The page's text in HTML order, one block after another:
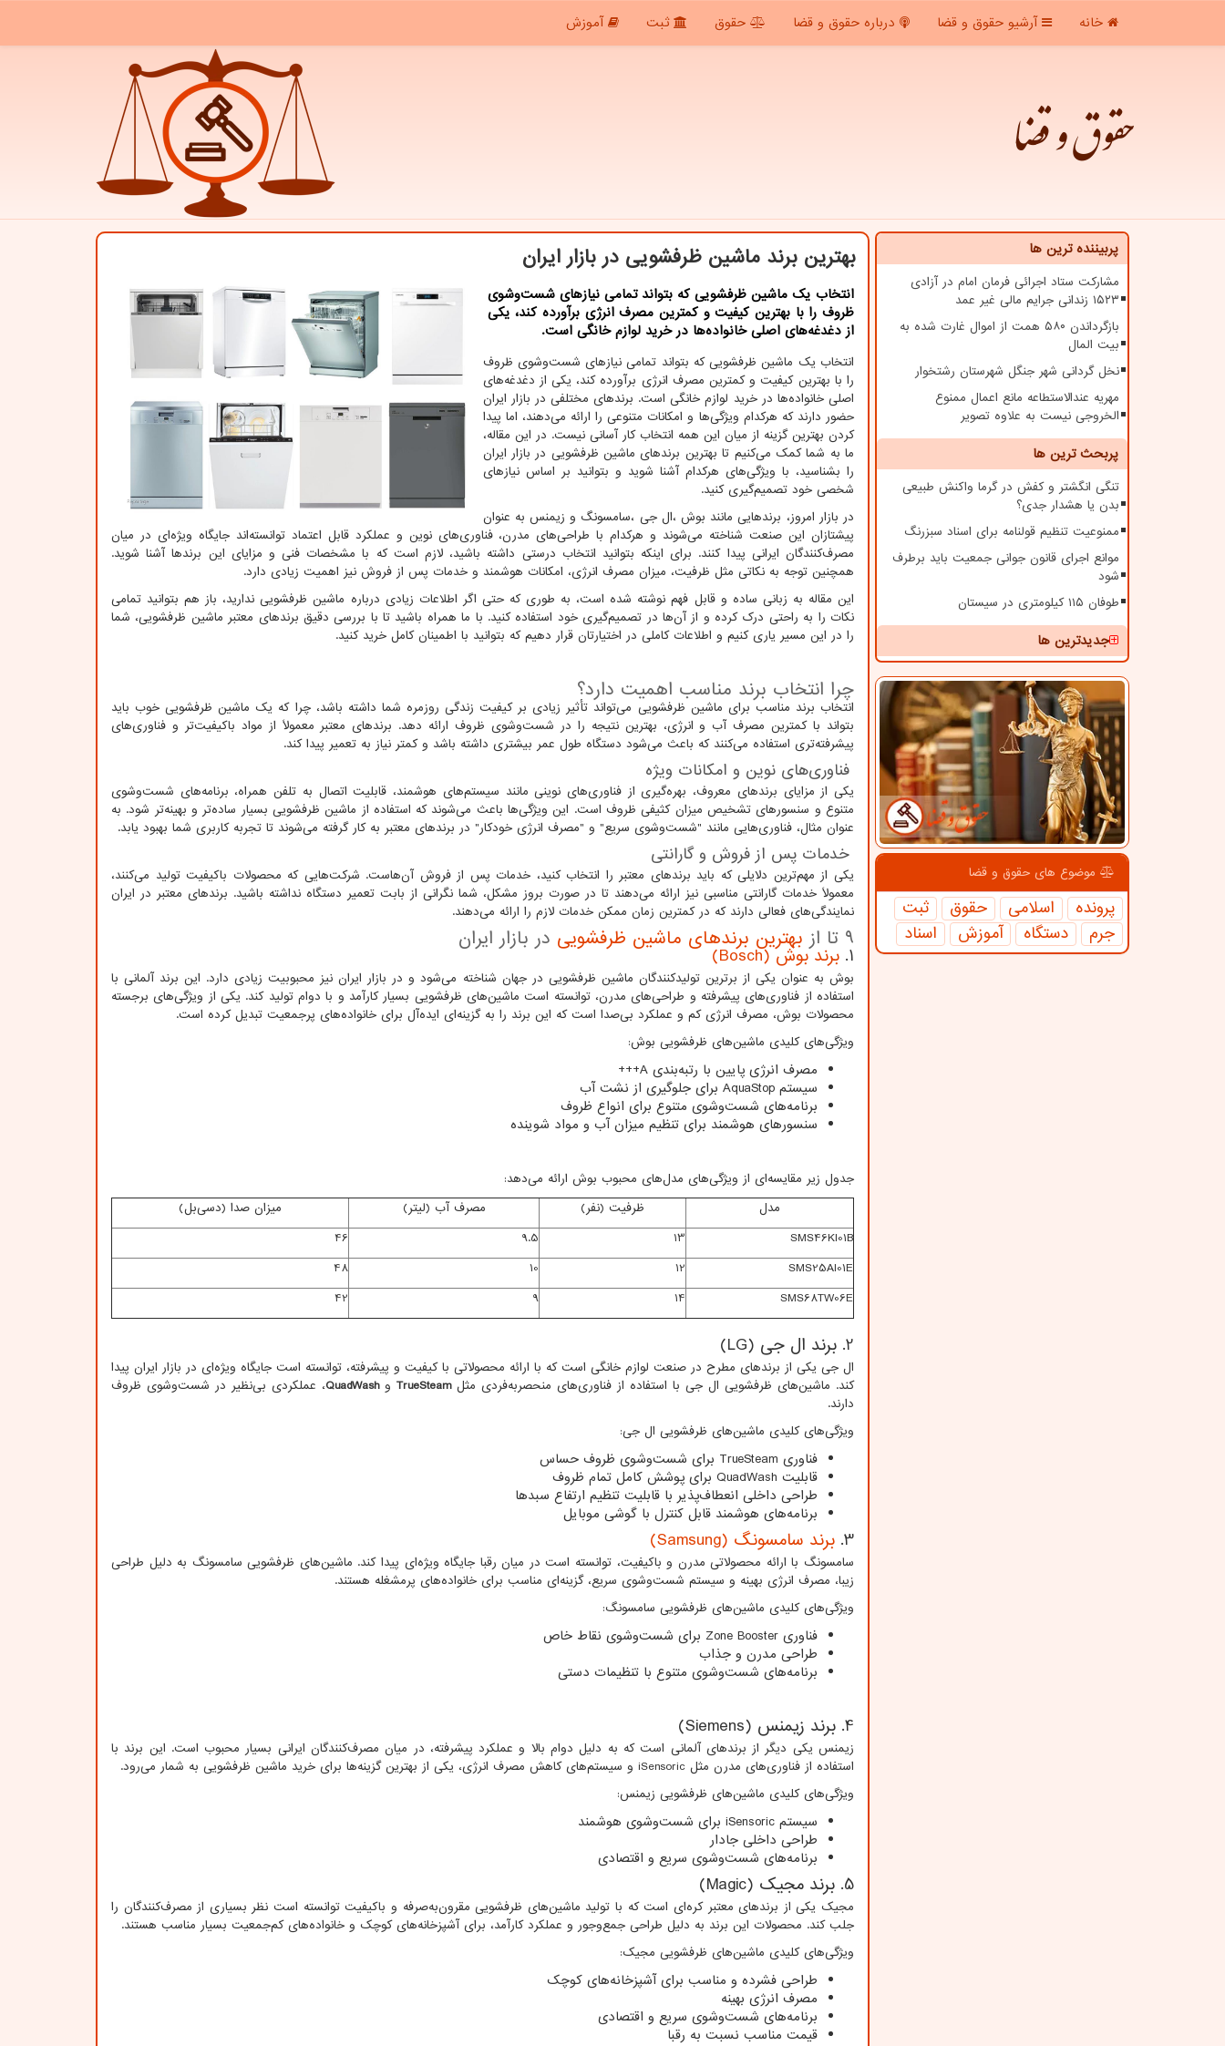
خانه آرشیو حقوق و قضا درباره حقوق و قضا حقوق ثبت آموزش
حقوق و قضا
پربیننده ترین ها
مشارکت ستاد اجرائی فرمان امام در آزادی
۱۵۲۳ زندانی جرایم مالی غیر عمد
بازگرداندن ۵۸۰ همت از اموال غارت شده به
بیت المال
نخل گردانی شهر جنگل شهرستان رشتخوار
مهریه عندالاستطاعه مانع اعمال ممنوع
الخروجی نیست به علاوه تصویر
پربحث ترین ها
تنگی انگشتر و کفش در گرما واکنش طبیعی
بدن یا هشدار جدی؟
ممنوعیت تنظیم قولنامه برای اسناد سبزرنگ
موانع اجرای قانون جوانی جمعیت باید برطرف
شود
طوفان ۱۱۵ کیلومتری در سیستان
جدیدترین ها
موضوع های حقوق و قضا
پرونده اسلامی حقوق
ثبت
جرم
دستگاه آموزش اسناد
بهترین برند ماشین ظرفشویی در بازار ایران
انتخاب یک ماشین ظرفشویی که بتواند تمامی نیازهای شست‌وشوی
ظروف را با بهترین کیفیت و کمترین مصرف انرژی برآورده کند، یکی
از دغدغه‌های اصلی خانواده‌ها در خرید لوازم خانگی است.
انتخاب یک ماشین ظرفشویی که بتواند تمامی نیازهای شست‌وشوی ظروف
را با بهترین کیفیت و کمترین مصرف انرژی برآورده کند، یکی از دغدغه‌های
اصلی خانواده‌ها در خرید لوازم خانگی است. برندهای مختلفی در بازار ایران
حضور دارند که هرکدام ویژگی‌ها و امکانات متنوعی را ارائه می‌دهند، اما پیدا
کردن بهترین گزینه از میان این همه انتخاب کار آسانی نیست. در این مقاله،
ما به شما کمک می‌کنیم تا بهترین برندهای ماشین ظرفشویی در بازار ایران
را بشناسید، با ویژگی‌های هرکدام آشنا شوید و بتوانید بر اساس نیازهای
شخصی خود تصمیم‌گیری کنید.
در بازار امروز، برندهایی مانند بوش ،ال جی ،سامسونگ و زیمنس به عنوان
پیشتازان این صنعت شناخته می‌شوند و هرکدام با طراحی‌های مدرن، فناوری‌های نوین و عملکرد قابل اعتماد توانسته‌اند جایگاه ویژه‌ای در میان
مصرف‌کنندگان ایرانی پیدا کنند. برای اینکه بتوانید انتخاب درستی داشته باشید، لازم است که با مشخصات فنی و مزایای این برندها آشنا شوید.
همچنین توجه به نکاتی مثل ظرفیت، میزان مصرف انرژی، امکانات هوشمند و خدمات پس از فروش نیز اهمیت زیادی دارد.
این مقاله به زبانی ساده و قابل فهم نوشته شده است، به طوری که حتی اگر اطلاعات زیادی درباره ماشین ظرفشویی ندارید، باز هم بتوانید تمامی
نکات را به راحتی درک کرده و از آن‌ها در تصمیم‌گیری خود استفاده کنید. با ما همراه باشید تا با بررسی دقیق برندهای معتبر ماشین ظرفشویی، شما
را در این مسیر یاری کنیم و اطلاعات کاملی در اختیارتان قرار دهیم که بتوانید با اطمینان کامل خرید کنید.
چرا انتخاب برند مناسب اهمیت دارد؟
انتخاب برند مناسب برای ماشین ظرفشویی می‌تواند تأثیر زیادی بر کیفیت زندگی روزمره شما داشته باشد، چرا که یک ماشین ظرفشویی خوب باید
بتواند با کمترین مصرف آب و انرژی، بهترین نتیجه را در شست‌وشوی ظروف ارائه دهد. برندهای معتبر معمولاً از مواد باکیفیت‌تر و فناوری‌های
پیشرفته‌تری استفاده می‌کنند که باعث می‌شود دستگاه طول عمر بیشتری داشته باشد و کمتر نیاز به تعمیر پیدا کند.
فناوری‌های نوین و امکانات ویژه
یکی از مزایای برندهای معروف، بهره‌گیری از فناوری‌های نوینی مانند سیستم‌های هوشمند، قابلیت اتصال به تلفن همراه، برنامه‌های شست‌وشوی
متنوع و سنسورهای تشخیص میزان کثیفی ظروف است. این ویژگی‌ها باعث می‌شوند که استفاده از ماشین ظرفشویی بسیار ساده‌تر و بهینه‌تر شود. به
عنوان مثال، فناوری‌هایی مانند "شست‌وشوی سریع" و "مصرف انرژی خودکار" در برندهای معتبر به کار گرفته می‌شوند تا تجربه کاربری شما بهبود یابد.
خدمات پس از فروش و گارانتی
یکی از مهم‌ترین دلایلی که باید برندهای معتبر را انتخاب کنید، خدمات پس از فروش آن‌هاست. شرکت‌هایی که محصولات باکیفیت تولید می‌کنند،
معمولاً خدمات گارانتی مناسبی نیز ارائه می‌دهند تا در صورت بروز مشکل، شما نگرانی از بابت تعمیر دستگاه نداشته باشید. برندهای معتبر در ایران
نمایندگی‌های فعالی دارند که در کمترین زمان ممکن خدمات لازم را ارائه می‌دهند.
9 تا از بهترین برندهای ماشین ظرفشویی در بازار ایران
1. برند بوش (Bosch)
بوش به عنوان یکی از برترین تولیدکنندگان ماشین ظرفشویی در جهان شناخته می‌شود و در بازار ایران نیز محبوبیت زیادی دارد. این برند آلمانی با
استفاده از فناوری‌های پیشرفته و طراحی‌های مدرن، توانسته است ماشین‌های ظرفشویی بسیار کارآمد و با دوام تولید کند. یکی از ویژگی‌های برجسته
محصولات بوش، مصرف انرژی کم و عملکرد بی‌صدا است که این برند را به گزینه‌ای ایده‌آل برای خانواده‌های پرجمعیت تبدیل کرده است.
ویژگی‌های کلیدی ماشین‌های ظرفشویی بوش:
مصرف انرژی پایین با رتبه‌بندی A
+++
سیستم AquaStop برای جلوگیری از نشت آب
برنامه‌های شست‌وشوی متنوع برای انواع ظروف
سنسورهای هوشمند برای تنظیم میزان آب و مواد شوینده
جدول زیر مقایسه‌ای از ویژگی‌های مدل‌های محبوب بوش ارائه می‌دهد:
مدل
ظرفیت (نفر) مصرف آب (لیتر)
میزان صدا (دسی‌بل)
SMS46KI01B
13
9.5
46
SMS25AI01E
12
10
48
SMS68TW06E
14
9
42
2. برند ال جی ( LG
)
ال جی یکی از برندهای مطرح در صنعت لوازم خانگی است که با ارائه محصولاتی با کیفیت و پیشرفته، توانسته است جایگاه ویژه‌ای در بازار ایران پیدا
کند. ماشین‌های ظرفشویی ال جی با استفاده از فناوری‌های منحصربه‌فردی مثلTrueSteam وQuadWash، عملکردی بی‌نظیر در شست‌وشوی ظروف
دارند.
ویژگی‌های کلیدی ماشین‌های ظرفشویی ال جی:
فناوری TrueSteam برای شست‌وشوی ظروف حساس
قابلیت QuadWash برای پوشش کامل تمام ظروف
طراحی داخلی انعطاف‌پذیر با قابلیت تنظیم ارتفاع سبدها
برنامه‌های هوشمند قابل کنترل با گوشی موبایل
3. برند سامسونگ (Samsung)
سامسونگ با ارائه محصولاتی مدرن و باکیفیت، توانسته است در میان رقبا جایگاه ویژه‌ای پیدا کند. ماشین‌های ظرفشویی سامسونگ به دلیل طراحی
زیبا، مصرف انرژی بهینه و سیستم شست‌وشوی سریع، گزینه‌ای مناسب برای خانواده‌های پرمشغله هستند.
ویژگی‌های کلیدی ماشین‌های ظرفشویی سامسونگ:
فناوری Zone Booster برای شست‌وشوی نقاط خاص
طراحی مدرن و جذاب
برنامه‌های شست‌وشوی متنوع با تنظیمات دستی
4. برند زیمنس ( Siemens
)
زیمنس یکی دیگر از برندهای آلمانی است که به دلیل دوام بالا و عملکرد پیشرفته، در میان مصرف‌کنندگان ایرانی بسیار محبوب است. این برند با
استفاده از فناوری‌های مدرن مثل iSensoric و سیستم‌های کاهش مصرف انرژی، یکی از بهترین گزینه‌ها برای خرید ماشین ظرفشویی به شمار می‌رود.
ویژگی‌های کلیدی ماشین‌های ظرفشویی زیمنس:
سیستم iSensoric برای شست‌وشوی هوشمند
طراحی داخلی جادار
برنامه‌های شست‌وشوی سریع و اقتصادی
5. برند مجیک ( Magic
)
مجیک یکی از برندهای معتبر کره‌ای است که با تولید ماشین‌های ظرفشویی مقرون‌به‌صرفه و باکیفیت توانسته است نظر بسیاری از مصرف‌کنندگان را
جلب کند. محصولات این برند به دلیل طراحی جمع‌وجور و عملکرد کارآمد، برای آشپزخانه‌های کوچک و خانواده‌های کم‌جمعیت بسیار مناسب هستند.
ویژگی‌های کلیدی ماشین‌های ظرفشویی مجیک:
طراحی فشرده و مناسب برای آشپزخانه‌های کوچک
مصرف انرژی بهینه
برنامه‌های شست‌وشوی سریع و اقتصادی
قیمت مناسب نسبت به رقبا